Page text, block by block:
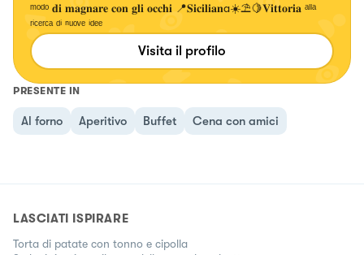
ᵐᵒᵈᵒ 𝐝𝐢 𝐦𝐚𝐠𝐧𝐚𝐫𝐞 𝐜𝐨𝐧 𝐠𝐥𝐢 𝐨𝐜𝐜𝐡𝐢 📍𝐒𝐢𝐜𝐢𝐥𝐢𝐚𝐧a☀️⛱️🍋𝐕𝐢𝐭𝐭𝐨𝐫𝐢𝐚 ᵃˡˡᵃ
ʳⁱᶜᵉʳᶜᵃ ᵈⁱ ⁿᵘᵒᵛᵉ ⁱᵈᵉᵉ
Visita il profilo
PRESENTE IN
Al forno Aperitivo Buffet Cena con amici
LASCIATI ISPIRARE
Torta di patate con tonno e cipolla